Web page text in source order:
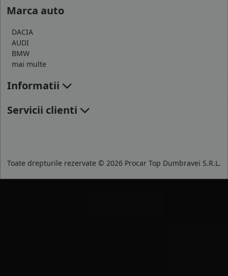
Marca auto
DACIA
AUDI
BMW
mai multe
Informatii
Servicii clienti
Toate drepturile rezervate © 2026 Procar Top Dumbravei S.R.L.